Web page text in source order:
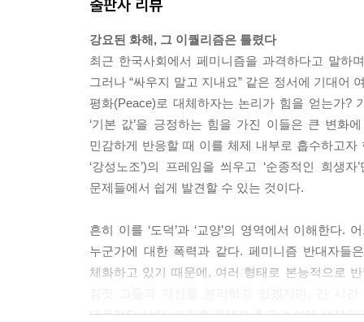
불편함을 근거로 누군가를 문자 그대로 침묵시키
사실 나는 남성들이 젠더 이슈에 둔감하다는 것
들의 천년 왕국을 그리고 있으리라. 하지만 그들
민감하게 반응한다. 한국 남성들이 여성혐오를
적극적으로 동참하는 것은 그것을 가능하게 했던
기에 한국 남성들에 대한 도덕적 설득 혹은 설복
이 먼저다. 그들이 버티는 건, 단순히 본인들의 주
--- p.78
변에 있다는 건, 사실 그가 제대로 된 반성 없이
주는 것 아닐까. --- p.137
출판사 리뷰
강요된 화해, 그 이퀄리즘은 틀렸다
최근 한국사회에서 페미니즘을 과격하다고 말하
그러나 “싸우지 말고 지내요” 같은 정서에 기대어
평화(Peace)로 대체하자는 논리가 힘을 얻는가?
‘기본 값’을 긍정하는 힘을 가진 이들은 큰 변화
민감하게 반응할 때 이를 체제 내부로 흡수하고자
‘강성노조’)의 프레임을 씌우고 ‘순종적인 희생
문제들에서 쉽게 발견할 수 있는 것이다.
흔히 이를 ‘도덕’과 ‘교양’의 영역에서 이해한다
누군가에 대한 폭력과 같다. 페미니즘 반대자들
체화하고 있기 때문에, 여러 형태로 본능적으로
대응했던 사람, 세월호 희생자 추모 소설에 성적